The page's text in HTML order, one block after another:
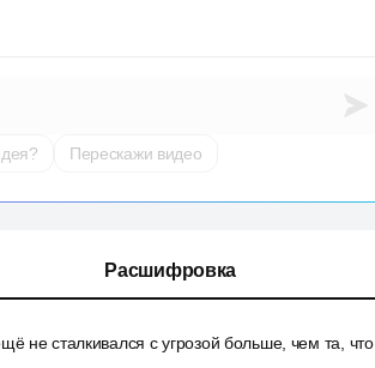
Перескажи видео
Расшифровка
не сталкивался с угрозой больше, чем та, что